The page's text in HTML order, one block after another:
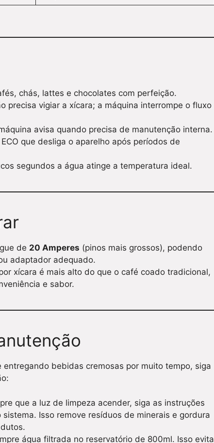
chás, lattes e chocolates com perfeição.
precisa vigiar a xícara; a máquina interrompe o fluxo
avisa quando precisa de manutenção interna.
ECO que desliga o aparelho após períodos de
segundos a água atinge a temperatura ideal.
de 20 Amperes (pinos mais grossos), podendo
adaptador adequado.
xícara é mais alto do que o café coado tradicional,
e sabor.
entregando bebidas cremosas por muito tempo, siga
que a luz de limpeza acender, siga as instruções
Isso remove resíduos de minerais e gordura
água filtrada no reservatório de 800ml. Isso evita